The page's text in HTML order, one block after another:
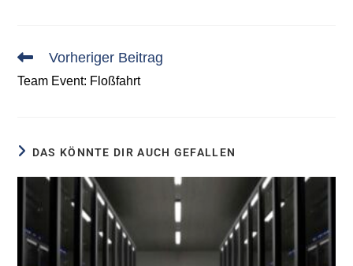
Vorheriger Beitrag
Team Event: Floßfahrt
DAS KÖNNTE DIR AUCH GEFALLEN